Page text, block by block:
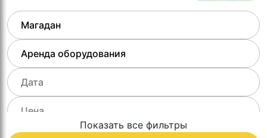
Показать все фильтры